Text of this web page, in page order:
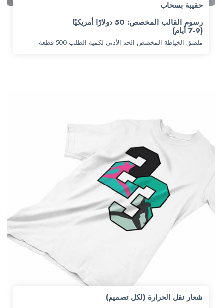
حقيبة بسحاب
رسوم القالب المخصص: 50 دولارًا أمريكيًا
(7-9 أيام)
ملصق الخياطة المخصص الحد الأدنى لكمية الطلب 500 قطعة
شعار نقل الحرارة (لكل تصميم)